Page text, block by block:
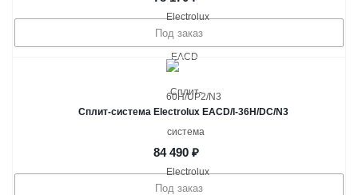
Под заказ
Сплит-система Electrolux EACD/I-36H/DC/N3
84 490 ₽
Под заказ